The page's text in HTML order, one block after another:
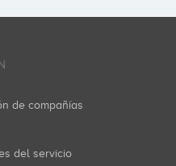
de compañías
del servicio